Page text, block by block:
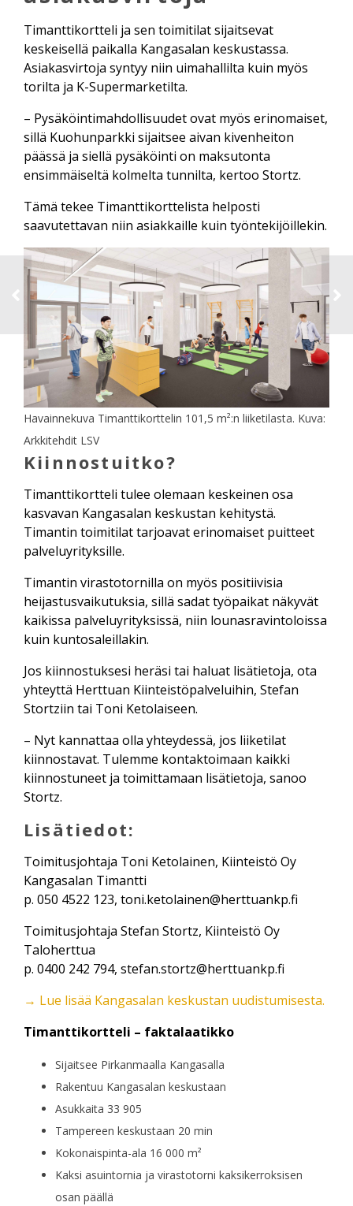
Timanttikortteli ja sen toimitilat sijaitsevat
keskeisellä paikalla Kangasalan keskustassa.
Asiakasvirtoja syntyy niin uimahallilta kuin myös
torilta ja K-Supermarketilta.
– Pysäköintimahdollisuudet ovat myös erinomaiset,
sillä Kuohunparkki sijaitsee aivan kivenheiton
päässä ja siellä pysäköinti on maksutonta
ensimmäiseltä kolmelta tunnilta, kertoo Stortz.
Tämä tekee Timanttikorttelista helposti
saavutettavan niin asiakkaille kuin työntekijöillekin.
Havainnekuva Timanttikorttelin 101,5 m²:n liiketilasta. Kuva:
Arkkitehdit LSV
Kiinnostuitko?
Timanttikortteli tulee olemaan keskeinen osa
kasvavan Kangasalan keskustan kehitystä.
Timantin toimitilat tarjoavat erinomaiset puitteet
palveluyrityksille.
Timantin virastotornilla on myös positiivisia
heijastusvaikutuksia, sillä sadat työpaikat näkyvät
kaikissa palveluyrityksissä, niin lounasravintoloissa
kuin kuntosaleillakin.
Jos kiinnostuksesi heräsi tai haluat lisätietoja, ota
yhteyttä Herttuan Kiinteistöpalveluihin, Stefan
Stortziin tai Toni Ketolaiseen.
– Nyt kannattaa olla yhteydessä, jos liiketilat
kiinnostavat. Tulemme kontaktoimaan kaikki
kiinnostuneet ja toimittamaan lisätietoja, sanoo
Stortz.
Lisätiedot:
Toimitusjohtaja Toni Ketolainen, Kiinteistö Oy
Kangasalan Timantti
p. 050 4522 123, toni.ketolainen@herttuankp.fi
Toimitusjohtaja Stefan Stortz, Kiinteistö Oy
Taloherttua
p. 0400 242 794, stefan.stortz@herttuankp.fi
→ Lue lisää Kangasalan keskustan uudistumisesta.
Timanttikortteli – faktalaatikko
Sijaitsee Pirkanmaalla Kangasalla
Rakentuu Kangasalan keskustaan
Asukkaita 33 905
Tampereen keskustaan 20 min
Kokonaispinta-ala 16 000 m²
Kaksi asuintornia ja virastotorni kaksikerroksisen
osan päällä